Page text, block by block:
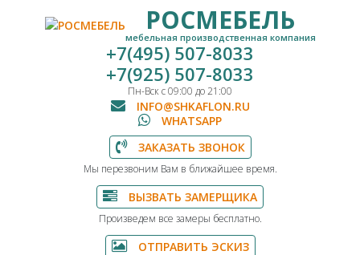
РОСМЕБЕЛЬ
мебельная производственная компания
+7(495) 507-8033
+7(925) 507-8033
Пн-Вск с 09:00 до 21:00
INFO@SHKAFLON.RU
WHATSAPP
ЗАКАЗАТЬ ЗВОНОК
Мы перезвоним Вам в ближайшее время.
ВЫЗВАТЬ ЗАМЕРЩИКА
Произведем все замеры бесплатно.
ОТПРАВИТЬ ЭСКИЗ